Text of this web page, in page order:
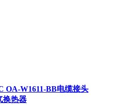
OA-W1611-BB电缆接头
换热器